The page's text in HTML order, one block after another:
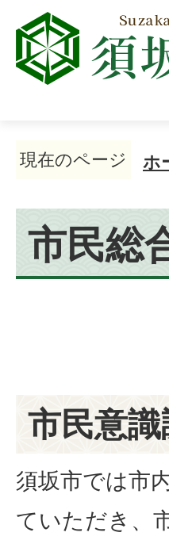
現在のページ ホ
市民総
市民意識
須坂市では市
ていただき、